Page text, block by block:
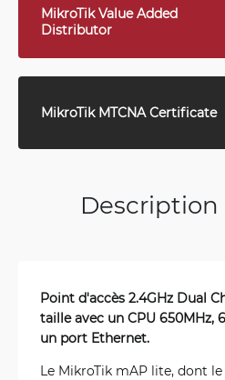
MikroTik Value Added
Distributor
MikroTik MTCNA Certificate
Point d'accès 2.4GHz Dual
taille avec un CPU 650MHz,
un port Ethernet.
Le MikroTik mAP lite, dont